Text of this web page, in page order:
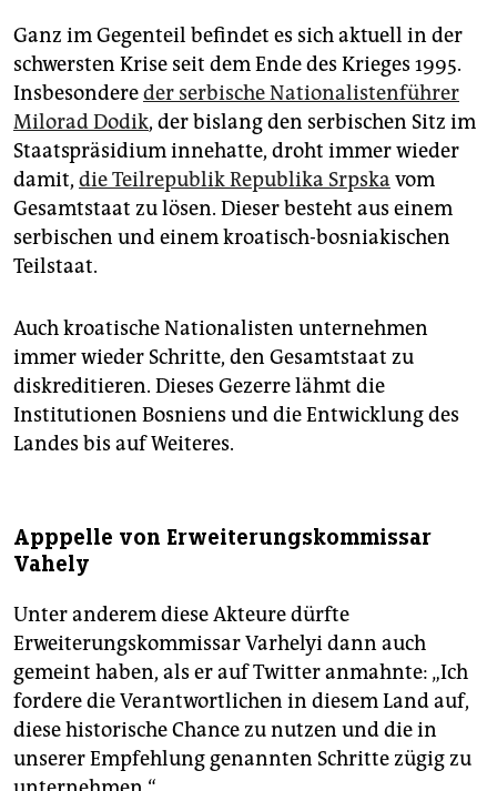
Ganz im Gegenteil befindet es sich aktuell in der
schwersten Krise seit dem Ende des Krieges 1995.
Insbesondereder serbische Nationalistenführer
Milorad Dodik, der bislang den serbischen Sitz im
Staatspräsidium innehatte, droht immer wieder
damit, die Teilrepublik Republika Srpska vom
Gesamtstaat zu lösen. Dieser besteht aus einem
serbischen und einem kroatisch-bosniakischen
Teilstaat.
Auch kroatische Nationalisten unternehmen
immer wieder Schritte, den Gesamtstaat zu
diskreditieren. Dieses Gezerre lähmt die
Institutionen Bosniens und die Entwicklung des
Landes bis auf Weiteres.
Apppelle von Erweiterungskommissar
Vahely
Unter anderem diese Akteure dürfte
Erweiterungskommissar Varhelyi dann auch
gemeint haben, als er auf Twitter anmahnte: „Ich
fordere die Verantwortlichen in diesem Land auf,
diese historische Chance zu nutzen und die in
unserer Empfehlung genannten Schritte zügig zu